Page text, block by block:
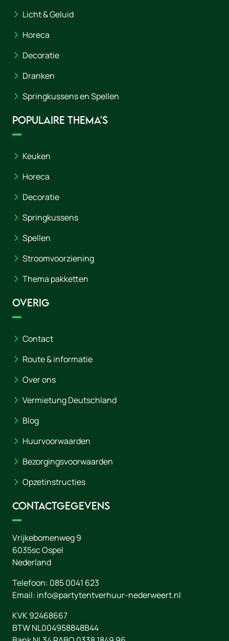
Licht & Geluid
Horeca
Decoratie
Dranken
Springkussens en Spellen
Populaire thema's
Keuken
Horeca
Decoratie
Springkussens
Spellen
Stroomvoorziening
Thema pakketten
Overig
Contact
Route & informatie
Over ons
Vermietung Deutschland
Blog
Huurvoorwaarden
Bezorgingsvoorwaarden
Opzetinstructies
Contactgegevens
Vrijkebomenweg 9
6035scOspel
Nederland
Telefoon: 085 0041 623
Email: info@partytentverhuur-nederweert.nl
KVK 92468667
BTW NL004958848B44